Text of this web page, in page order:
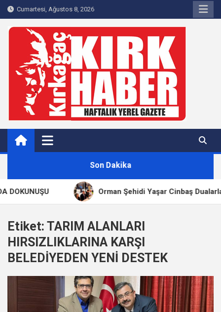
Skip
to
content
Cumartesi, Ağustos 8, 2026
Kırkağaç 40Haber
Kırkağaç'ın Yerel Haber Sitesi
Son Dakika
Orman Şehidi Yaşar Cinbaş Dualarla
Etiket: TARIM ALANLARI
HIRSIZLIKLARINA KARŞI
BELEDİYEDEN YENİ DESTEK